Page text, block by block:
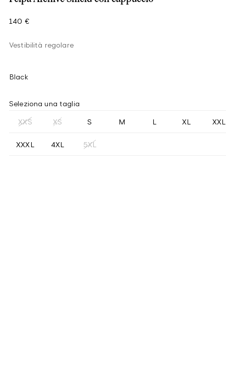
140 €
Vestibilità regolare
Black
Seleziona una taglia
XXS XS S M L XL XXL
XXXL 4XL 5XL